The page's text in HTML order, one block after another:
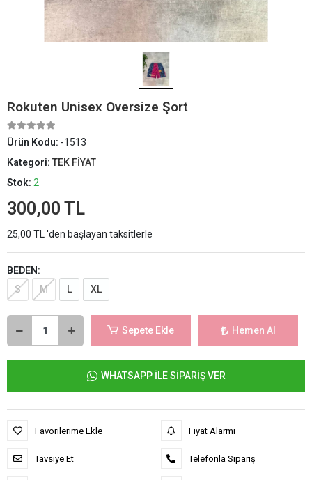
Rokuten Unisex Oversize Şort
Ürün Kodu: -1513
Kategori: TEK FİYAT
Stok: 2
300,00 TL
25,00 TL 'den başlayan taksitlerle
BEDEN:
S
M L XL
Sepete Ekle Hemen Al
WHATSAPP İLE SİPARİŞ VER
Favorilerime Ekle
Tavsiye Et
Fiyat Alarmı
Telefonla Sipariş